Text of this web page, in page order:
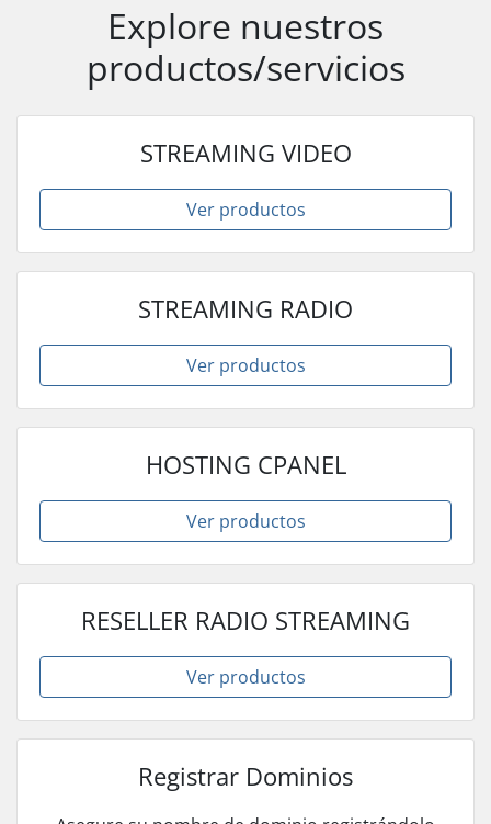
Explore nuestros
productos/servicios
STREAMING VIDEO
Ver productos
STREAMING RADIO
Ver productos
HOSTING CPANEL
Ver productos
RESELLER RADIO STREAMING
Ver productos
Registrar Dominios